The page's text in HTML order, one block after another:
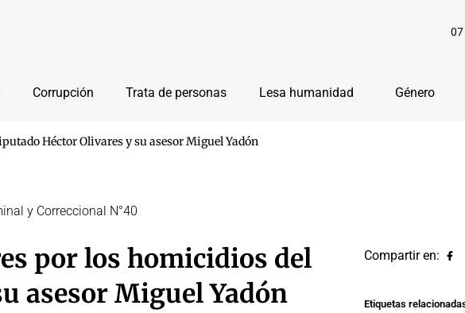
07
Corrupción Trata de personas Lesa humanidad Género
Héctor Olivares y su asesor Miguel Yadón
y Correccional N°40
por los homicidios del
asesor Miguel Yadón
Compartir en:
Etiquetas